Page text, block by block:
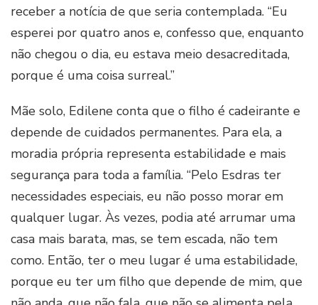
receber a notícia de que seria contemplada. “Eu
esperei por quatro anos e, confesso que, enquanto
não chegou o dia, eu estava meio desacreditada,
porque é uma coisa surreal.”
Mãe solo, Edilene conta que o filho é cadeirante e
depende de cuidados permanentes. Para ela, a
moradia própria representa estabilidade e mais
segurança para toda a família. “Pelo Esdras ter
necessidades especiais, eu não posso morar em
qualquer lugar. Às vezes, podia até arrumar uma
casa mais barata, mas, se tem escada, não tem
como. Então, ter o meu lugar é uma estabilidade,
porque eu ter um filho que depende de mim, que